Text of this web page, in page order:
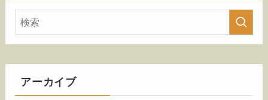
アーカイブ